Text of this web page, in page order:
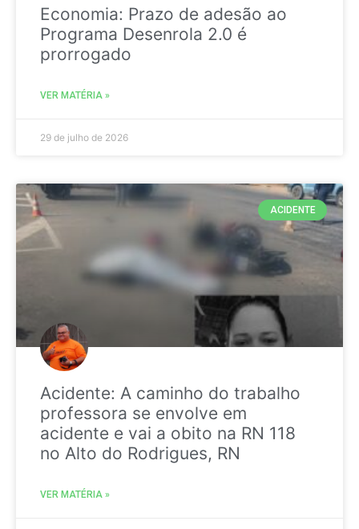
Economia: Prazo de adesão ao
Programa Desenrola 2.0 é
prorrogado
VER MATÉRIA »
29 de julho de 2026
ACIDENTE
Acidente: A caminho do trabalho
professora se envolve em
acidente e vai a obito na RN 118
no Alto do Rodrigues, RN
VER MATÉRIA »